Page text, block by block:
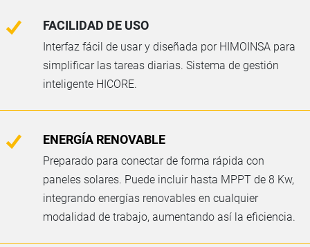
FACILIDAD DE USO
Interfaz fácil de usar y diseñada por HIMOINSA para
simplificar las tareas diarias. Sistema de gestión
inteligente HICORE.
ENERGÍA RENOVABLE
Preparado para conectar de forma rápida con
paneles solares. Puede incluir hasta MPPT de 8 Kw,
integrando energías renovables en cualquier
modalidad de trabajo, aumentando así la eficiencia.